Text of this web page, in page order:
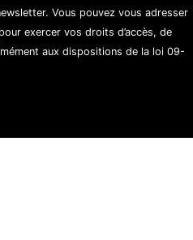
Vous pouvez vous adresser
exercer vos droits d’accès, de
aux dispositions de la loi 09-